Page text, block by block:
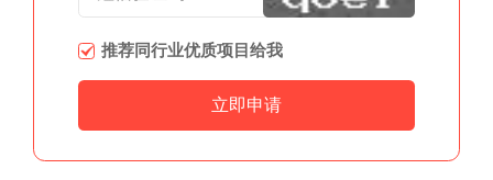
推荐同行业优质项目给我